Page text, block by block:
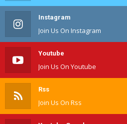
Instagram
Join Us On Instagram
Youtube
Join Us On Youtube
Rss
Join Us On Rss